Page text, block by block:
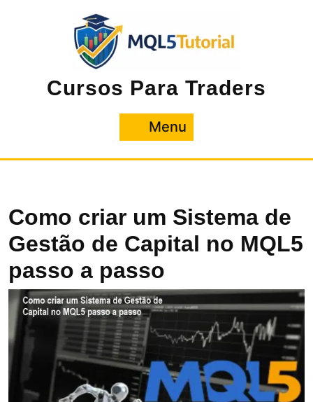
Cursos Para Traders
Menu
Como criar um Sistema de
Gestão de Capital no MQL5
passo a passo